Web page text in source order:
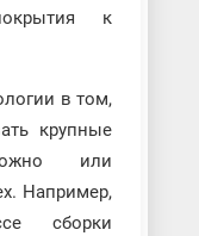
к
в том,
крупные
или
Например,
сборки